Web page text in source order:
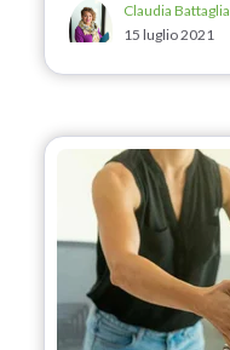
Claudia Battaglia
15 luglio 2021